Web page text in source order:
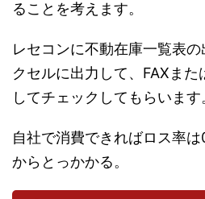
ることを考えます。
レセコンに不動在庫一覧表
クセルに出力して、FAXま
してチェックしてもらいます
自社で消費できればロス率
からとっかかる。